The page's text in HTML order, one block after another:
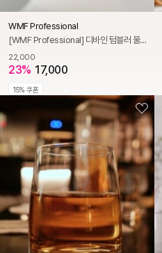
WMF Professional
[WMF Professional] 디바인 텀블러 물잔 325ml 스모키 엠버
22,000
23% 17,000
15% 쿠폰